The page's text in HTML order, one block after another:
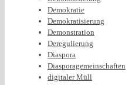
Demokratie
Demokratisierung
Demonstration
Deregulierung
Diaspora
Diasporagemeinschaften
digitaler Müll